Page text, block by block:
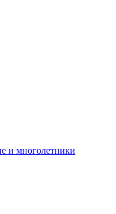
и многолетники